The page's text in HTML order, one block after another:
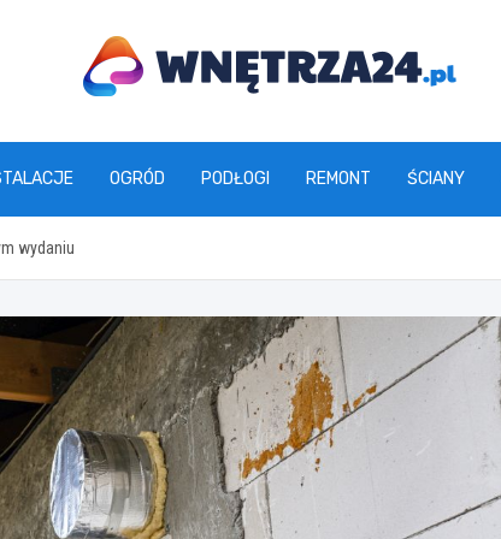
www.wnetrza24.pl
OGRÓD PODŁOGI REMONT ŚCIANY
wydaniu